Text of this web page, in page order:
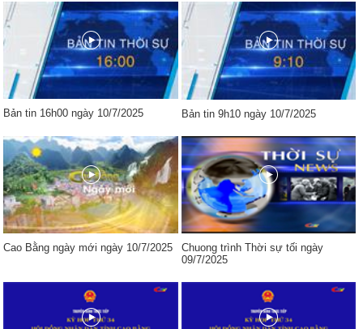
Bản tin 16h00 ngày 10/7/2025 Bản tin 9h10 ngày 10/7/2025
Cao Bằng ngày mới ngày 10/7/2025
Chuong trình Thời sự tối ngày
09/7/2025